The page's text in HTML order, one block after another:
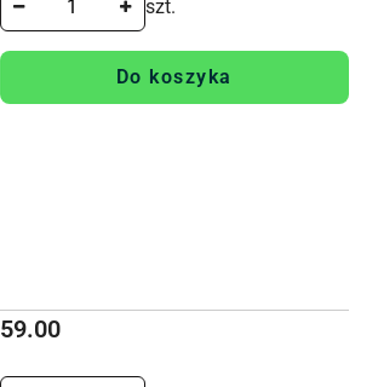
szt.
Do koszyka
Cena:
59.00